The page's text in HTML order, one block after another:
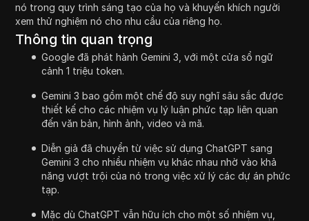
nó trong quy trình sáng tạo của họ và khuyến khích người
xem thử nghiệm nó cho nhu cầu của riêng họ.
Thông tin quan trọng
Google đã phát hành Gemini 3, với một cửa sổ ngữ
cảnh 1 triệu token.
Gemini 3 bao gồm một chế độ suy nghĩ sâu sắc được
thiết kế cho các nhiệm vụ lý luận phức tạp liên quan
đến văn bản, hình ảnh, video và mã.
Diễn giả đã chuyển từ việc sử dụng ChatGPT sang
Gemini 3 cho nhiều nhiệm vụ khác nhau nhờ vào khả
năng vượt trội của nó trong việc xử lý các dự án phức
tạp.
Mặc dù ChatGPT vẫn hữu ích cho một số nhiệm vụ,